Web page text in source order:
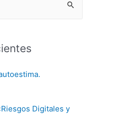
Digitales y